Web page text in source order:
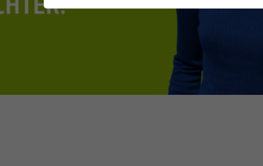
Diese Gruppe beinhaltet alle Skripte für analytisches Tracking
Cookies. Es hilft uns die Nutzererfahrung der Website zu
Cookie-Informationen anzeigen